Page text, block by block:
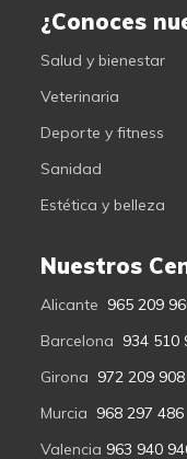
¿Conoces
Salud y bienestar
Veterinaria
Deporte y fitness
Sanidad
Estética y belleza
Nuestros
Alicante 965 209
Barcelona 934 510
Girona 972 209 908
Murcia 968 297 486
Valencia 963 940